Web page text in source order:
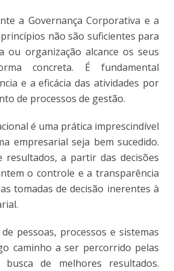
a Governança Corporativa e a
não são suficientes para
ou organização alcance os seus
concreta. É fundamental
e a eficácia das atividades por
de processos de gestão.
é uma prática imprescindível
empresarial seja bem sucedido.
resultados, a partir das decisões
o controle e a transparência
tomadas de decisão inerentes à
pessoas, processos e sistemas
caminho a ser percorrido pelas
busca de melhores resultados.